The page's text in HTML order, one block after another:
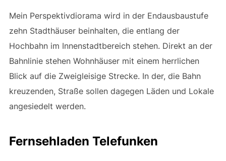
Mein Perspektivdiorama wird in der Endausbaustufe
zehn Stadthäuser beinhalten, die entlang der
Hochbahn im Innenstadtbereich stehen. Direkt an der
Bahnlinie stehen Wohnhäuser mit einem herrlichen
Blick auf die Zweigleisige Strecke. In der, die Bahn
kreuzenden, Straße sollen dagegen Läden und Lokale
angesiedelt werden.
Fernsehladen Telefunken